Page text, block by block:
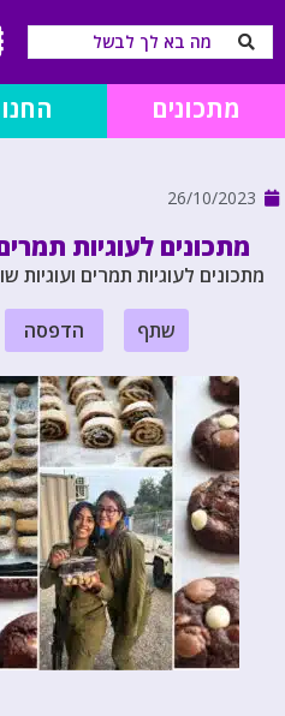
מתכונים
26/10/2023
מתכונים לעוגיות
מתכונים לעוגיות תמרים ועוגיות
שתף הדפסה